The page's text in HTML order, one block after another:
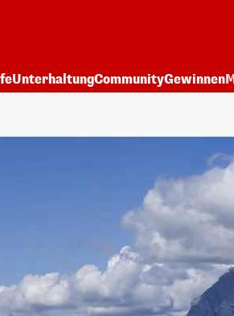
UnterhaltungCommunityGewinnen